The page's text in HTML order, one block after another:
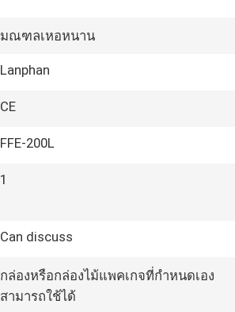
มณฑลเหอหนาน
Lanphan
CE
FFE-200L
1
Can discuss
กล่องหรือกล่องไม้แพคเกจที่กำหนดเอง
สามารถใช้ได้